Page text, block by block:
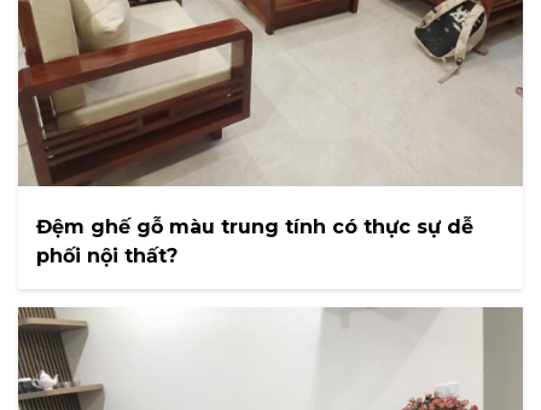
Đệm ghế gỗ màu trung tính có thực sự dễ
phối nội thất?